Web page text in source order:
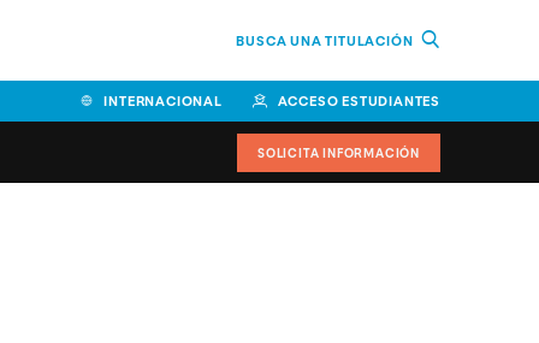
BUSCA UNA TITULACIÓN
INTERNACIONAL ACCESO ESTUDIANTES
SOLICITA INFORMACIÓN